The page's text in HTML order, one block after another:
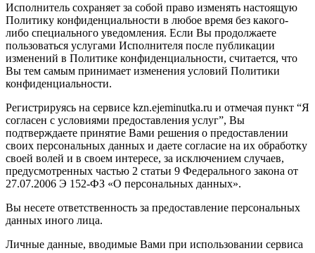
Исполнитель сохраняет за собой право изменять настоящую
Политику конфиденциальности в любое время без какого-
либо специального уведомления. Если Вы продолжаете
пользоваться услугами Исполнителя после публикации
изменений в Политике конфиденциальности, считается, что
Вы тем самым принимает изменения условий Политики
конфиденциальности.
Регистрируясь на сервисе kzn.ejeminutka.ru и отмечая пункт “Я
согласен с условиями предоставления услуг”, Вы
подтверждаете принятие Вами решения о предоставлении
своих персональных данных и даете согласие на их обработку
своей волей и в своем интересе, за исключением случаев,
предусмотренных частью 2 статьи 9 Федерального закона от
27.07.2006 Э 152-ФЗ «О персональных данных».
Вы несете ответственность за предоставление персональных
данных иного лица.
Личные данные, вводимые Вами при использовании сервиса